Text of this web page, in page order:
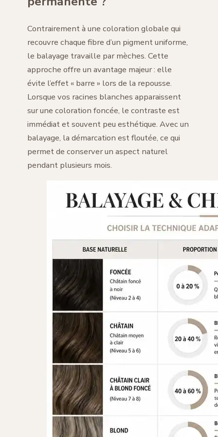
Contrairement à une coloration globale qui
recouvre chaque fibre d’un pigment uniforme,
le balayage travaille par mèches. Cette
approche offre un avantage majeur : elle
évite l’effet « barre » lors de la repousse.
Lorsque vos racines blanches apparaissent
sur une coloration foncée, le contraste est
immédiat et souvent peu esthétique. Avec un
balayage, la démarcation est floutée, ce qui
permet de conserver un aspect naturel
pendant plusieurs mois.